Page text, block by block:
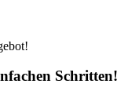
Schritten!